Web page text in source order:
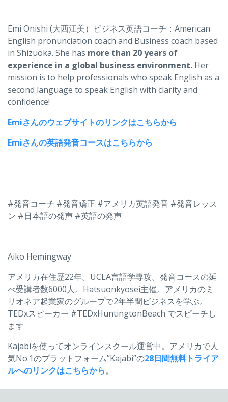
Emi Onishi (大西江美）ビジネス英語コーチ：American
English pronunciation coach and Business coach based
in Shizuoka. She has more than 20 years of
experience in a global business environment. Her
mission is to help professionals who speak English as a
second language to speak English with clarity and
confidence!
Emiさんのウェブサイトのリンクはこちらから
Emiさんの英語発音コースはこちらから
#発音コーチ #発音矯正 #アメリカ英語発音 #発音レッス
ン #日本語の発声 #英語の発声
Aiko Hemingway
アメリカ在住歴22年。UCLA言語学専攻。発音コースの延
べ受講者数6000人。Hatsuonkyosei主催。アメリカのミ
リオネア起業家のグループで2年半間ビジネスを学ぶ。
TEDxスピーカー #TEDxHuntingtonBeach でスピーチし
ます
Kajabiを使ってオンラインスクール運営中。アメリカで人
気No.1のプラットフォーム”Kajabi”の28日間無料トライア
ルへのリンクはこちらから。